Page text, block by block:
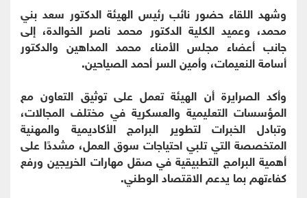
وشهد اللقاء حضور نائب رئيس الهيئة الدكتور سعد بني
محمد، وعميد الكلية الدكتور محمد ناصر الخوالدة، إلى
جانب أعضاء مجلس الأمناء محمد المداهين والدكتور
أسامة النعيمات، وأمين السر أحمد الصياحين.
وأكد الصرايرة أن الهيئة تعمل على توثيق التعاون مع
المؤسسات التعليمية والعسكرية في مختلف المجالات،
وتبادل الخبرات لتطوير البرامج الأكاديمية والمهنية
المتخصصة التي تلبي احتياجات سوق العمل، مشددًا على
أهمية البرامج التطبيقية في صقل مهارات الخريجين ورفع
كفاءتهم بما يدعم الاقتصاد الوطني.